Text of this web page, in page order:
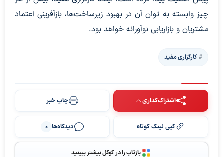
چیز وابسته به توان آن در بهبود زیرساخت‌ها، بازآفرینی اعتماد
مشتریان و بازاریابی نوآورانه خواهد بود.
کارگزاری مفید
اشتراک‌گذاری چاپ خبر
کپی لینک کوتاه دیدگاه‌ها 0
بازتاب را در گوگل بیشتر ببینید